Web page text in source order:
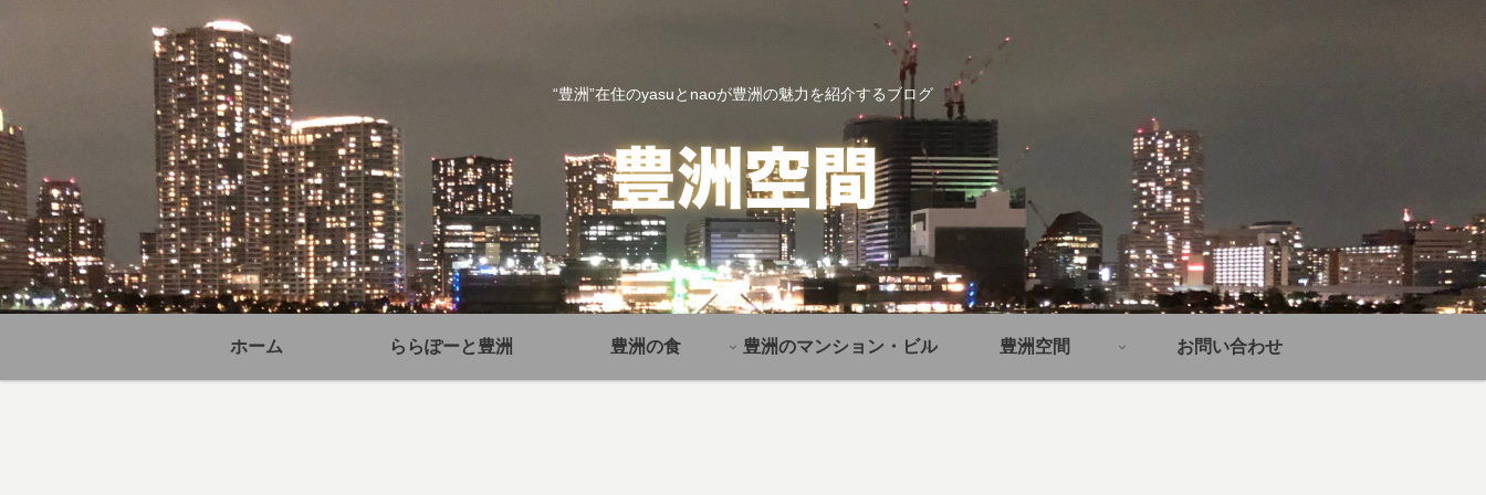
“豊洲”在住のyasuとnaoが豊洲の魅力を紹介するブログ
ホーム ららぽーと豊洲 豊洲の食 豊洲のマンション・ビル 豊洲空間 お問い合わせ